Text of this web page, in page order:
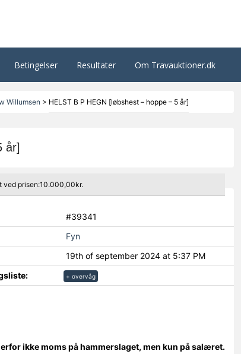
Betingelser Resultater Om Travauktioner.dk
Willumsen > HELST B P HEGN [løbshest – hoppe – 5 år]
år]
ved prisen:10.000,00kr.
#39341
Fyn
19th of september 2024 at 5:37 PM
+ overvåg
ikke moms på hammerslaget, men kun på salæret.